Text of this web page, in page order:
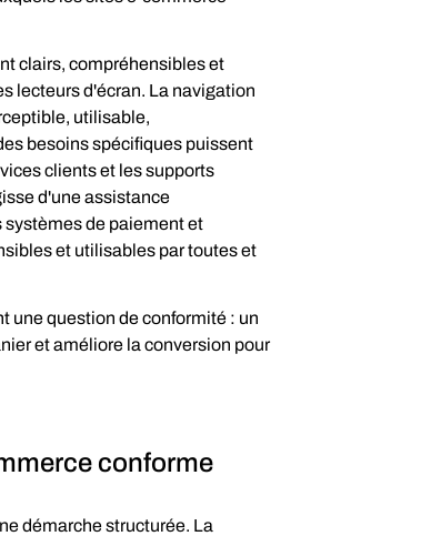
clairs, compréhensibles et
lecteurs d'écran. La navigation
utilisable,
besoins spécifiques puissent
clients et les supports
d'une assistance
systèmes de paiement et
et utilisables par toutes et
une question de conformité : un
et améliore la conversion pour
conforme
démarche structurée. La